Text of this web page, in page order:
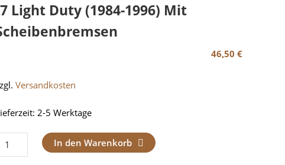
Light Duty (1984-1996) Mit
46,50 €
Versandkosten
2-5 Werktage
Dichtsatz
In den Warenkorb